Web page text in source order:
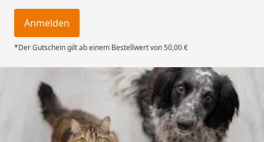
Anmelden
*Der Gutschein gilt ab einem Bestellwert von 50,00 €
Trusted Shops
4,74/ 5